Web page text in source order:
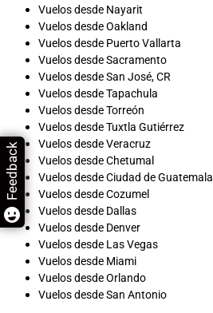
Vuelos desde Nayarit
Vuelos desde Oakland
Vuelos desde Puerto Vallarta
Vuelos desde Sacramento
Vuelos desde San José, CR
Vuelos desde Tapachula
Vuelos desde Torreón
Vuelos desde Tuxtla Gutiérrez
Vuelos desde Veracruz
Vuelos desde Chetumal
Vuelos desde Ciudad de Guatemala
Vuelos desde Cozumel
Vuelos desde Dallas
Vuelos desde Denver
Vuelos desde Las Vegas
Vuelos desde Miami
Vuelos desde Orlando
Vuelos desde San Antonio
Feedback